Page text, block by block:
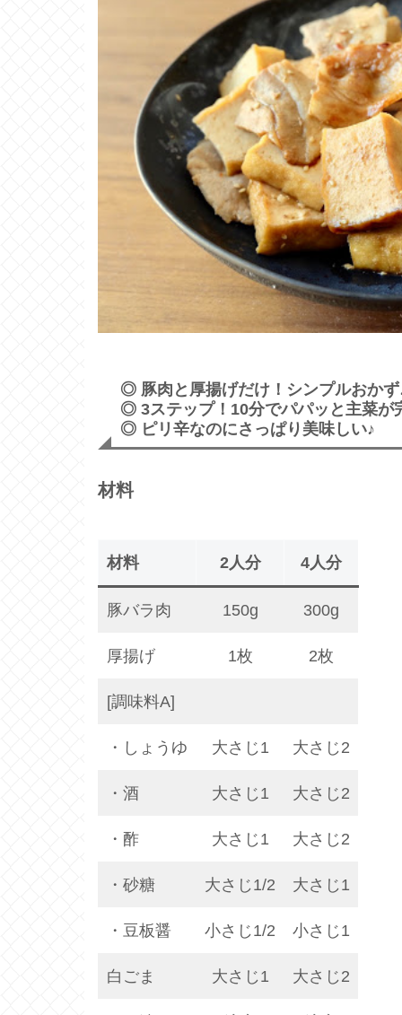
◎ 豚肉と厚揚げだけ！シンプルおかず
◎ 3ステップ！10分でパパッと主菜が
◎ ピリ辛なのにさっぱり美味しい♪
材料
材料 2人分 4人分
豚バラ肉 150g 300g
厚揚げ 1枚 2枚
[調味料A]
・しょうゆ 大さじ1 大さじ2
・酒 大さじ1 大さじ2
・酢 大さじ1 大さじ2
・砂糖 大さじ1/2 大さじ1
・豆板醤 小さじ1/2 小さじ1
白ごま 大さじ1 大さじ2